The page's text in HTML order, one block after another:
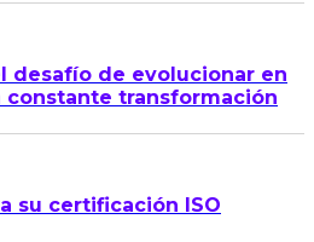
desafío de evolucionar en
constante transformación
su certificación ISO